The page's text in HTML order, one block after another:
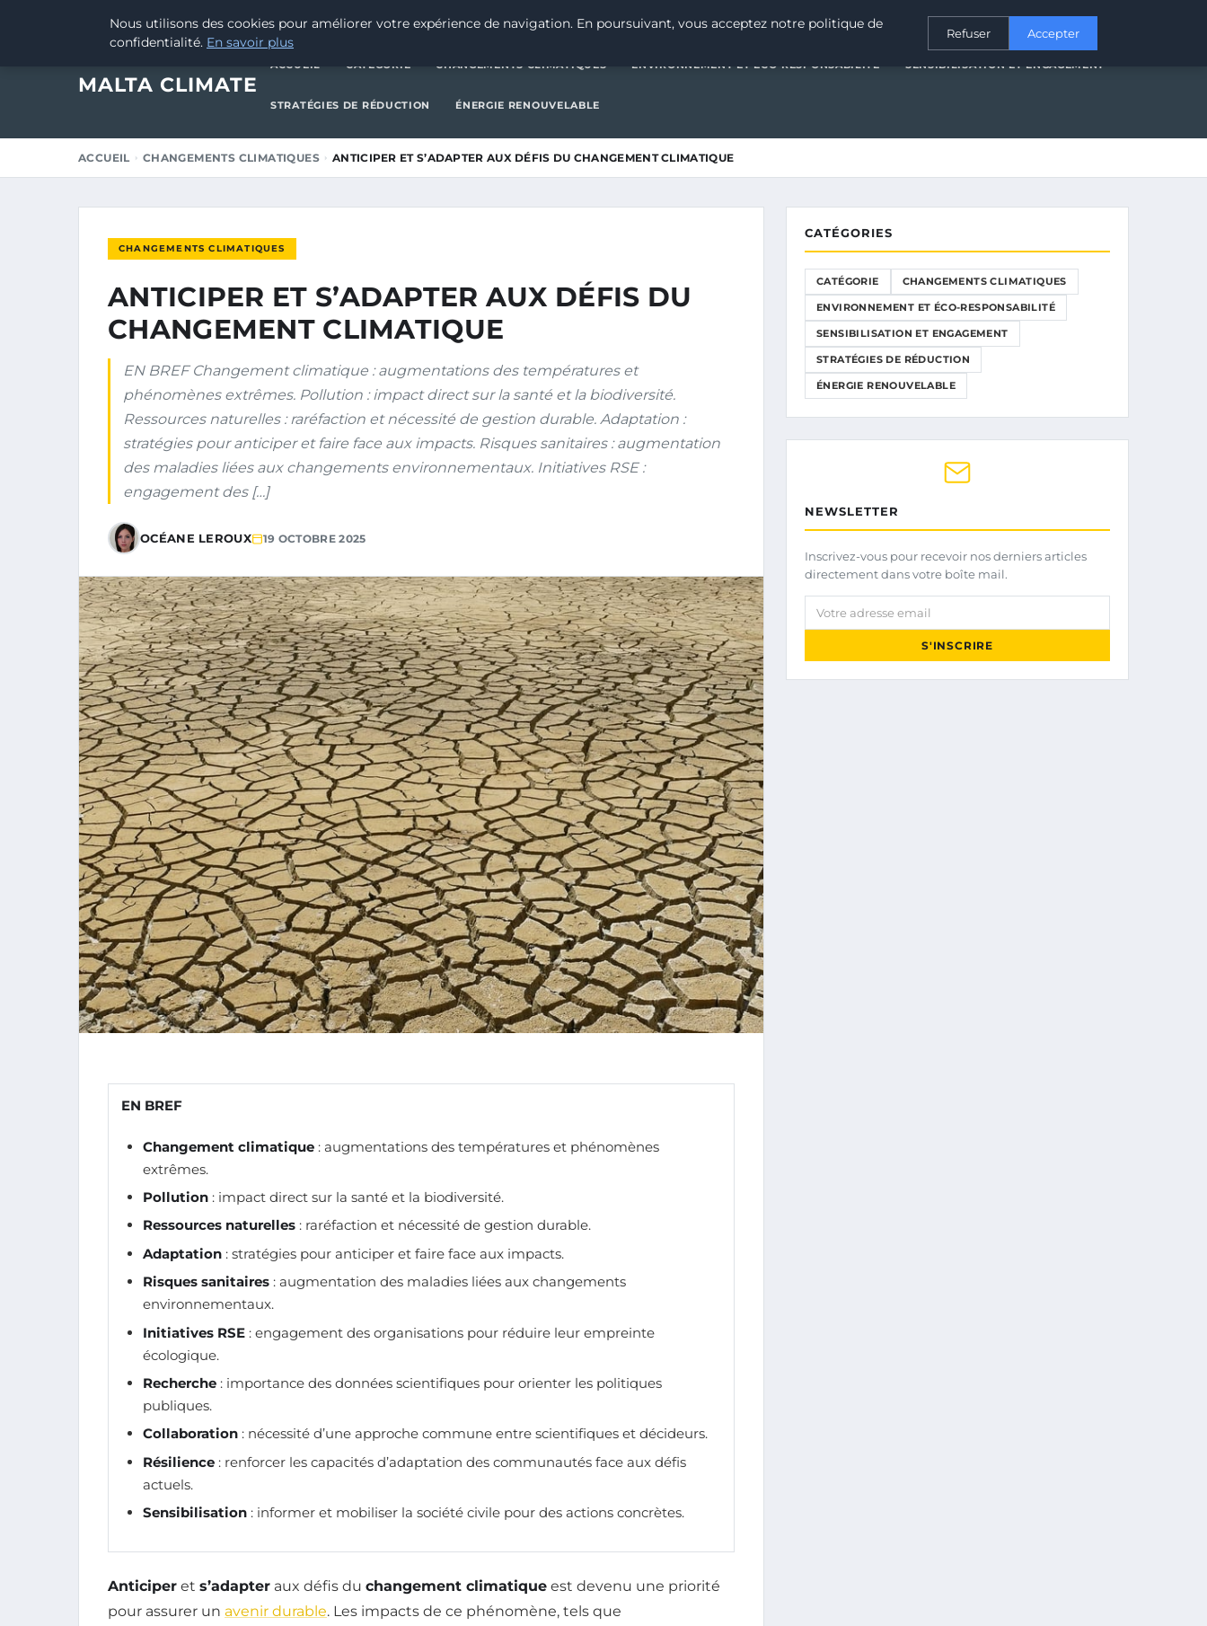
19 OCTOBRE 2025 CATÉGORIE CHANGEMENTS CLIMATIQUES ENVIRONNEMENT ET ÉCO-RESPONSABILITÉSENSIBILISATION ET ENGAGEMENT
MALTA CLIMATE
ACCUEIL CATÉGORIE CHANGEMENTS CLIMATIQUES ENVIRONNEMENT ET ÉCO-RESPONSABILITÉ SENSIBILISATION ET ENGAGEMENT
STRATÉGIES DE RÉDUCTION ÉNERGIE RENOUVELABLE
ACCUEIL CHANGEMENTS CLIMATIQUES ANTICIPER ET S’ADAPTER AUX DÉFIS DU CHANGEMENT CLIMATIQUE
CHANGEMENTS CLIMATIQUES
ANTICIPER ET S’ADAPTER AUX DÉFIS DU
CHANGEMENT CLIMATIQUE
EN BREF Changement climatique : augmentations des températures et
phénomènes extrêmes. Pollution : impact direct sur la santé et la biodiversité.
Ressources naturelles : raréfaction et nécessité de gestion durable. Adaptation :
stratégies pour anticiper et faire face aux impacts. Risques sanitaires : augmentation
des maladies liées aux changements environnementaux. Initiatives RSE :
engagement des […]
OCÉANE LEROUX 19 OCTOBRE 2025
EN BREF
Changement climatique : augmentations des températures et phénomènes
extrêmes.
Pollution : impact direct sur la santé et la biodiversité.
Ressources naturelles : raréfaction et nécessité de gestion durable.
Adaptation : stratégies pour anticiper et faire face aux impacts.
Risques sanitaires : augmentation des maladies liées aux changements
environnementaux.
Initiatives RSE : engagement des organisations pour réduire leur empreinte
écologique.
Recherche : importance des données scientifiques pour orienter les politiques
publiques.
Collaboration : nécessité d’une approche commune entre scientifiques et décideurs.
Résilience : renforcer les capacités d’adaptation des communautés face aux défis
actuels.
Sensibilisation : informer et mobiliser la société civile pour des actions concrètes.
Anticiper et s’adapter aux défis du changement climatique est devenu une priorité
pour assurer un avenir durable. Les impacts de ce phénomène, tels que
CATÉGORIES
CATÉGORIE CHANGEMENTS CLIMATIQUES
ENVIRONNEMENT ET ÉCO-RESPONSABILITÉ
SENSIBILISATION ET ENGAGEMENT
STRATÉGIES DE RÉDUCTION
ÉNERGIE RENOUVELABLE
NEWSLETTER
Inscrivez-vous pour recevoir nos derniers articles
directement dans votre boîte mail.
Votre adresse email
S'INSCRIRE
Nous utilisons des cookies pour améliorer votre expérience de navigation. En poursuivant, vous acceptez notre politique de
confidentialité. En savoir plus
Refuser Accepter